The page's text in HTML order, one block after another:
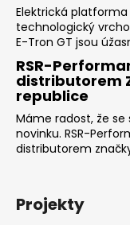
Elektrická platforma
technologický
E-Tron GT jsou
RSR-
distributorem
republice
Máme radost, že
novinku. RSR-
distributorem značky
Projekty